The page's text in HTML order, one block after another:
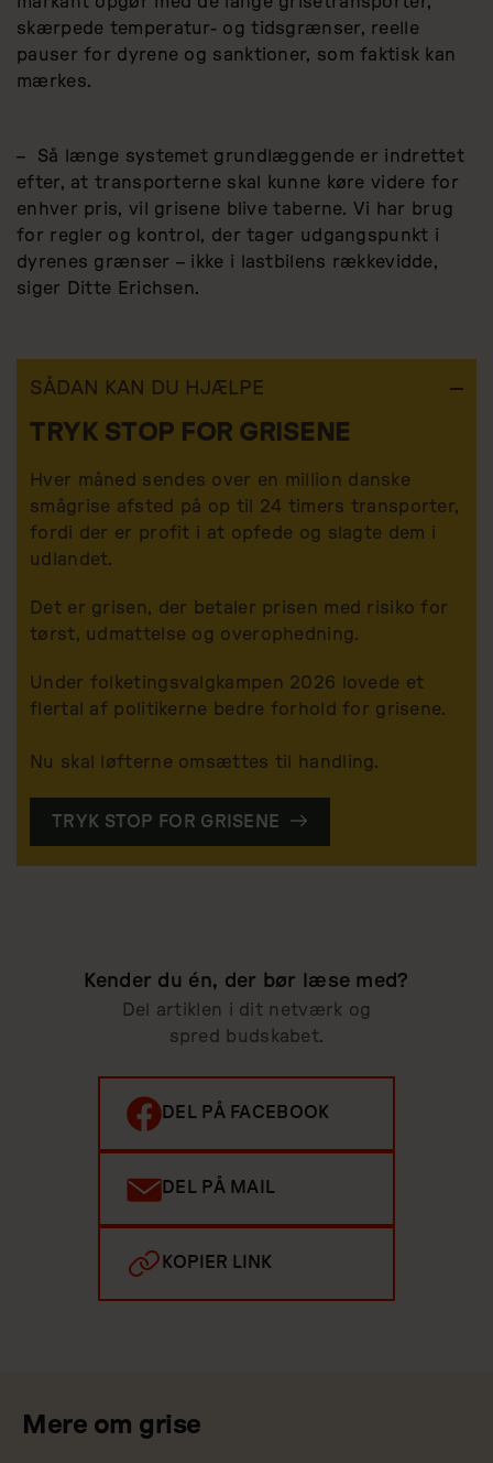
skærpede temperatur- og tidsgrænser, reelle
pauser for dyrene og sanktioner, som faktisk kan
mærkes.
– Så længe systemet grundlæggende er indrettet
efter, at transporterne skal kunne køre videre for
enhver pris, vil grisene blive taberne. Vi har brug
for regler og kontrol, der tager udgangspunkt i
dyrenes grænser – ikke i lastbilens rækkevidde,
siger Ditte Erichsen.
SÅDAN KAN DU HJÆLPE
TRYK STOP FOR GRISENE
Hver måned sendes over en million danske
smågrise afsted på op til 24 timers transporter,
fordi der er profit i at opfede og slagte dem i
udlandet.
Det er grisen, der betaler prisen med risiko for
tørst, udmattelse og overophedning.
Under folketingsvalgkampen 2026 lovede et
flertal af politikerne bedre forhold for grisene.
Nu skal løfterne omsættes til handling.
TRYK STOP FOR GRISENE
Kender du én, der bør læse med?
Del artiklen i dit netværk og
spred budskabet.
DEL PÅ FACEBOOK
DEL PÅ MAIL
KOPIER LINK
Mere om grise